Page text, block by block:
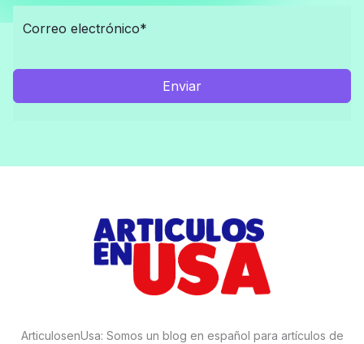
Enviar
ArticulosenUsa: Somos un blog en español para artículos de